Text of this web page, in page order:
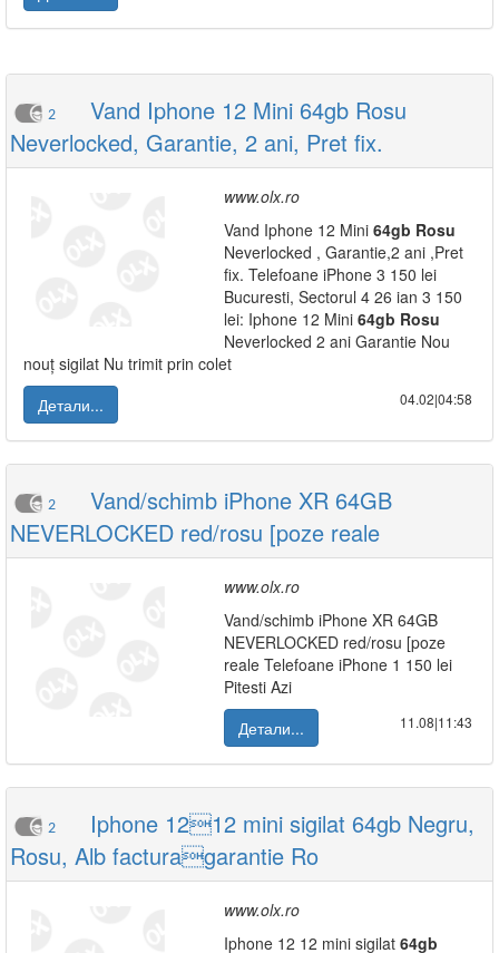
2
Vand Iphone 12 Mini 64gb Rosu
Neverlocked, Garantie, 2 ani, Pret fix.
www.olx.ro
Vand Iphone 12 Mini 64gb Rosu
Neverlocked , Garantie,2 ani ,Pret
fix. Telefoane iPhone 3 150 lei
Bucuresti, Sectorul 4 26 ian 3 150
lei: Iphone 12 Mini 64gb Rosu
Neverlocked 2 ani Garantie Nou
nouț sigilat Nu trimit prin colet
Детали...
04.02|04:58
2
Vand/schimb iPhone XR 64GB
NEVERLOCKED red/rosu [poze reale
www.olx.ro
Vand/schimb iPhone XR 64GB
NEVERLOCKED red/rosu [poze
reale Telefoane iPhone 1 150 lei
Pitesti Azi
Детали...
11.08|11:43
2
Iphone 1212 mini sigilat 64gb Negru,
Rosu, Alb facturagarantie Ro
www.olx.ro
Iphone 12 12 mini sigilat 64gb